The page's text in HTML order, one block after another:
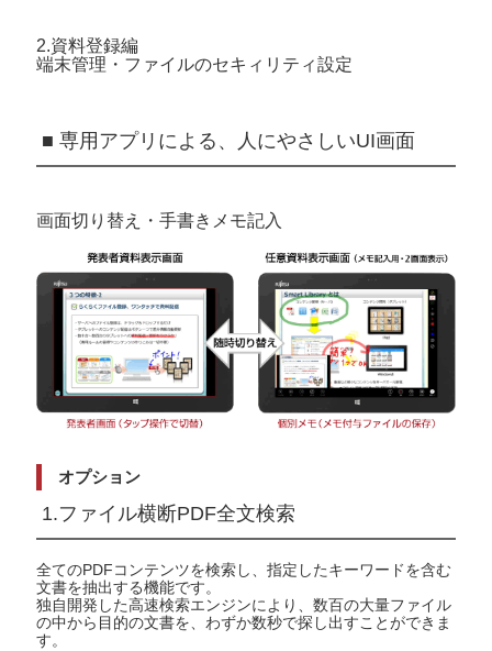
2.資料登録編
端末管理・ファイルのセキィリティ設定
■ 専用アプリによる、人にやさしいUI画面
画面切り替え・手書きメモ記入
オプション
1.ファイル横断PDF全文検索
全てのPDFコンテンツを検索し、指定したキーワードを含む
文書を抽出する機能です。
独自開発した高速検索エンジンにより、数百の大量ファイル
の中から目的の文書を、わずか数秒で探し出すことができま
す。